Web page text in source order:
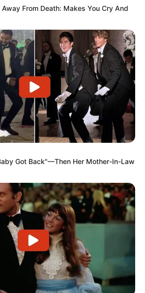
From Death: Makes You Cry And
Got Back"—Then Her Mother-In-Law